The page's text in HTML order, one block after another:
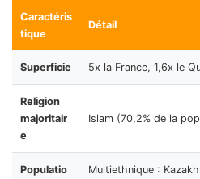
Caractéris
tique
Détail
Superficie 5x la France, 1,6x le
Religion
majoritair
e
Islam (70,2% de la
Populatio
Multiethnique :